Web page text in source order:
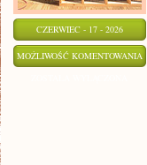
CZERWIEC - 17 - 2026
MOŻLIWOŚĆ KOMENTOWANIA